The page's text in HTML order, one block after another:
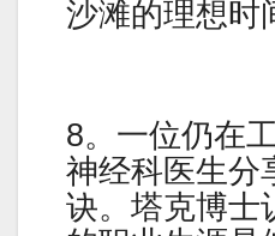
沙滩的理想时
8。一位仍在
神经科医生分
诀。塔克博士